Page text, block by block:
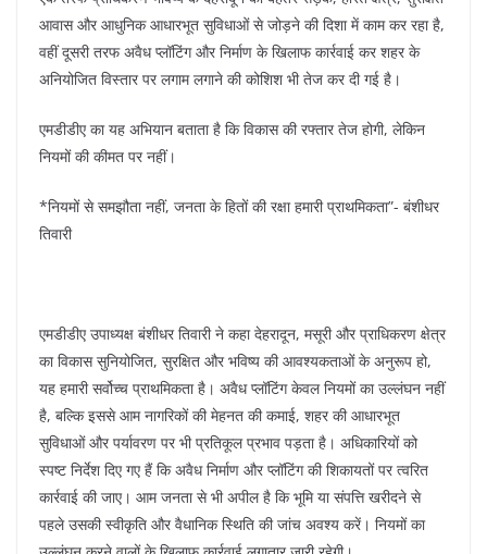
आवास और आधुनिक आधारभूत सुविधाओं से जोड़ने की दिशा में काम कर रहा है,
वहीं दूसरी तरफ अवैध प्लॉटिंग और निर्माण के खिलाफ कार्रवाई कर शहर के
अनियोजित विस्तार पर लगाम लगाने की कोशिश भी तेज कर दी गई है।
एमडीडीए का यह अभियान बताता है कि विकास की रफ्तार तेज होगी, लेकिन
नियमों की कीमत पर नहीं।
*नियमों से समझौता नहीं, जनता के हितों की रक्षा हमारी प्राथमिकता”- बंशीधर
तिवारी
एमडीडीए उपाध्यक्ष बंशीधर तिवारी ने कहा देहरादून, मसूरी और प्राधिकरण क्षेत्र
का विकास सुनियोजित, सुरक्षित और भविष्य की आवश्यकताओं के अनुरूप हो,
यह हमारी सर्वोच्च प्राथमिकता है। अवैध प्लॉटिंग केवल नियमों का उल्लंघन नहीं
है, बल्कि इससे आम नागरिकों की मेहनत की कमाई, शहर की आधारभूत
सुविधाओं और पर्यावरण पर भी प्रतिकूल प्रभाव पड़ता है। अधिकारियों को
स्पष्ट निर्देश दिए गए हैं कि अवैध निर्माण और प्लॉटिंग की शिकायतों पर त्वरित
कार्रवाई की जाए। आम जनता से भी अपील है कि भूमि या संपत्ति खरीदने से
पहले उसकी स्वीकृति और वैधानिक स्थिति की जांच अवश्य करें। नियमों का